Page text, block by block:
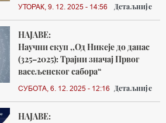
УТОРАК, 9. 12. 2025 - 14:56 Детаљније
НАЈАВЕ:
Научни скуп ,,Од Никеје до данас
(325–2025): Трајни значај Првог
васељенског сабора“
СУБОТА, 6. 12. 2025 - 12:16 Детаљније
НАЈАВЕ: